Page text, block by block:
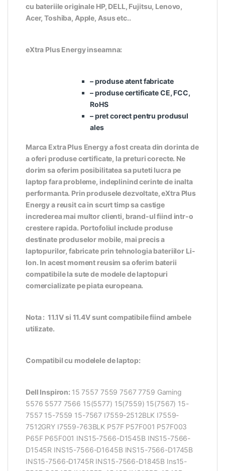
cu bateriile originale HP, DELL, Fujitsu, Lenovo,
Acer, Toshiba, Apple, Asus etc..
eXtra Plus Energy inseamna:
– produse atent fabricate
– produse certificate CE, FCC,
RoHS
– pret corect pentru produsul
ales
Marca Extra Plus Energy a fost creata din dorinta de
a oferi produse certificate, la preturi corecte. Ne
dorim sa oferim posibilitatea sa puteti lucra pe
laptop fara probleme, indeplinind cerinte de inalta
performanta. Prin produsele dezvoltate, eXtra Plus
Energy a reusit ca in scurt timp sa castige
increderea mai multor clienti, brand-ul fiind intr-o
crestere rapida. Portofoliul include produse
destinate produselor mobile, mai precis a
laptopurilor, fabricate prin tehnologia bateriilor Li-
Ion. In acest moment reusim sa oferim baterii
compatibile la sute de modele de laptopuri
comercializate pe piata europeana.
Nota : 11.1V si 11.4V sunt compatibile fiind ambele
utilizate.
Compatibil cu modelele de laptop:
Dell Inspiron: 15 7557 7559 7567 7759 Gaming
5576 5577 7566 15(5577) 15(7559) 15(7567) 15-
7557 15-7559 15-7567 I7559-2512BLK I7559-
7512GRY I7559-763BLK P57F P57F001 P57F003
P65F P65F001 INS15-7566-D1545B INS15-7566-
D1545R INS15-7566-D1645B INS15-7566-D1745B
INS15-7566-D1745R INS15-7566-D1845B Ins15-